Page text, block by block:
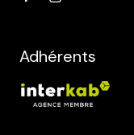
Adhérents